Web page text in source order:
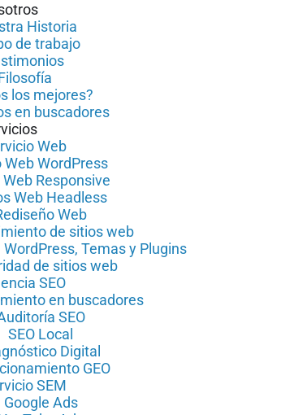
Historia
de trabajo
los mejores?
en buscadores
Web
Web WordPress
Responsive
Web Headless
Web
de sitios web
Temas y Plugins
de sitios web
SEO
en buscadores
SEO
SEO Local
Digital
GEO
SEM
Google Ads